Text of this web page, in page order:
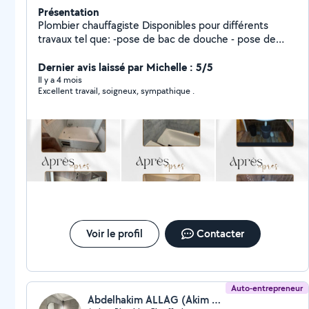
Présentation
Plombier chauffagiste Disponibles pour différents
travaux tel que: -pose de bac de douche - pose de
bain -débouchage toilette, salle de bain, évier -
installation chaudière / ballon d'eau chaude -Pose WC -
Dernier avis laissé par Michelle : 5/5
Il y a 4 mois
Excellent travail, soigneux, sympathique .
Voir le profil Contacter
Auto-entrepreneur
Abdelhakim ALLAG (Akim Plombier Chauffage)